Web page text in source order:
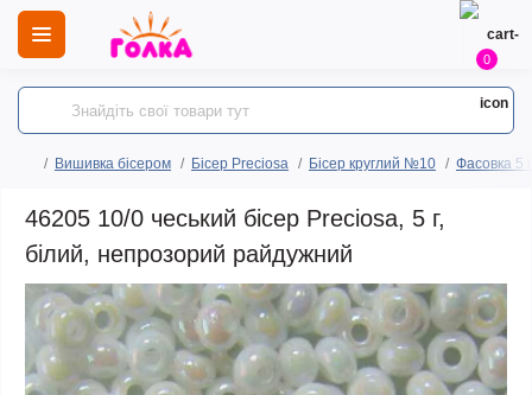
0
Вишивка бісером Бісер Preciosa Бісер круглий №10 Фасовка 5
46205 10/0 чеський бісер Preciosa, 5 г,
білий, непрозорий райдужний